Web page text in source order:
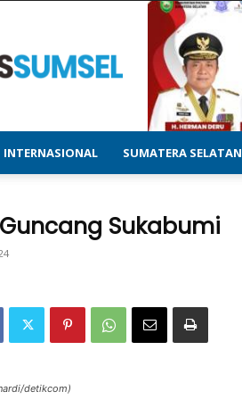
Terupdate
INTERNASIONAL SUMATERA SELATAN
Sukabumi
detikcom)